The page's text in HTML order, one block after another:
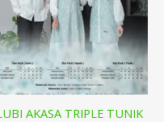
AKASA TRIPLE TUNIK